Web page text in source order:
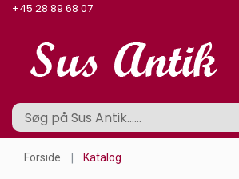
+45 28 89 68 07
Forside Katalog